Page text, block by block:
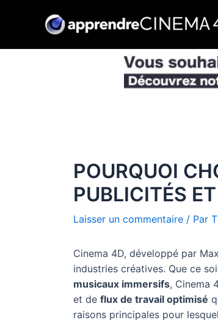
POURQUOI
PUBLICITÉS
Laisser un commentaire / Par
Cinema 4D, développé par
industries créatives. Que ce
musicaux immersifs, Cinema
et de flux de travail optimisé
raisons principales pour